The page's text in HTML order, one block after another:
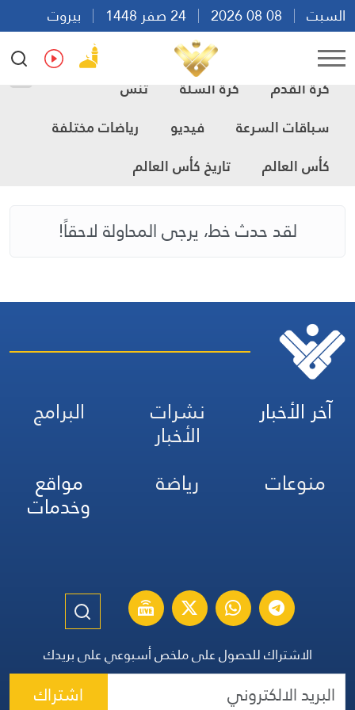
السبت
بيروت
06:39
Ar
كرة القدم كرة السلة
تنس
سباقات السرعة
فيديو
رياضات مختلفة
كأس العالم
تاريخ كأس العالم
لقد حدث خط، يرجى المحاولة لاحقاً!
آخر الأخبار نشرات
الأخبار
البرامج
منوعات
رياضة مواقع
وخدمات
الاشتراك للحصول على ملخص أسبوعي على بريدك
اشتراك